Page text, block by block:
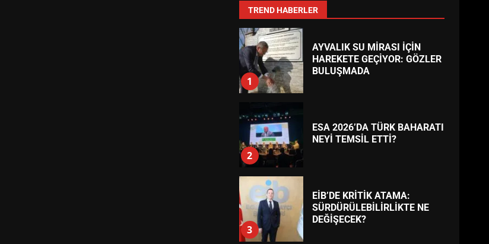
TREND HABERLER
7
1
AYVALIK SU MİRASI İÇİN
HAREKETE GEÇİYOR: GÖZLER
BULUŞMADA
2
ESA 2026’DA TÜRK BAHARATI
NEYİ TEMSİL ETTİ?
3
EİB’DE KRİTİK ATAMA:
SÜRDÜRÜLEBİLİRLİKTE NE
DEĞİŞECEK?